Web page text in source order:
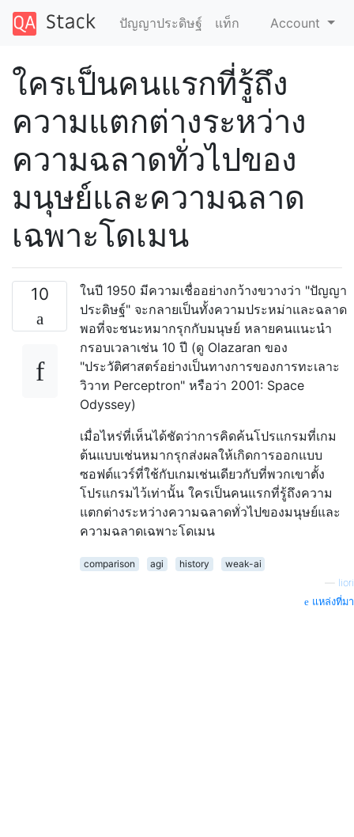
ปัญญาประดิษฐ์ แท็ก Account
ใครเป็นคนแรกที่รู้ถึง
ความแตกต่างระหว่าง
ความฉลาดทั่วไปของ
มนุษย์และความฉลาด
เฉพาะโดเมน
10
ในปี 1950 มีความเชื่ออย่างกว้างขวางว่า "ปัญญา
ประดิษฐ์" จะกลายเป็นทั้งความประหม่าและฉลาด
พอที่จะชนะหมากรุกกับมนุษย์ หลายคนแนะนำ
กรอบเวลาเช่น 10 ปี (ดู Olazaran ของ
"ประวัติศาสตร์อย่างเป็นทางการของการทะเลาะ
วิวาท Perceptron" หรือว่า 2001: Space
Odyssey)
เมื่อไหร่ที่เห็นได้ชัดว่าการคิดค้นโปรแกรมที่เกม
ต้นแบบเช่นหมากรุกส่งผลให้เกิดการออกแบบ
ซอฟต์แวร์ที่ใช้กับเกมเช่นเดียวกับที่พวกเขาตั้ง
โปรแกรมไว้เท่านั้น ใครเป็นคนแรกที่รู้ถึงความ
แตกต่างระหว่างความฉลาดทั่วไปของมนุษย์และ
ความฉลาดเฉพาะโดเมน
comparison agi history
weak-ai
liori
แหล่งที่มา